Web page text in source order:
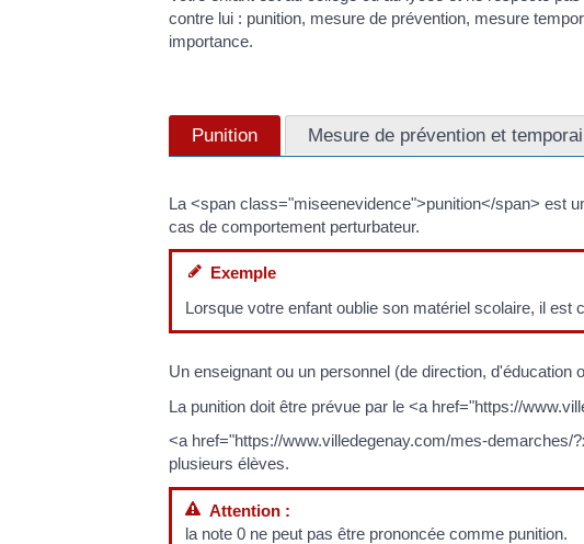
contre lui : punition, mesure de prévention, mesure
importance.
Punition Mesure de prévention et
La <span class="miseenevidence">punition</span> est
cas de comportement perturbateur.
Exemple
Lorsque votre enfant oublie son matériel scolaire, il
Un enseignant ou un personnel (de direction, d'éducation
La punition doit être prévue par le <a href="https://
<a href="https://www.villedegenay.com/mes-demarches/
plusieurs élèves.
Attention :
la note 0 ne peut pas être prononcée comme punition.